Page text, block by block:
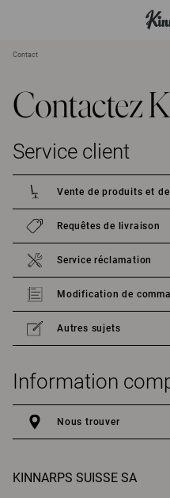
Contact
Contactez
Service client
Vente de produits et
Requêtes de livraison
Service réclamation
Modification de
Autres sujets
Information
Nous trouver
KINNARPS SUISSE SA